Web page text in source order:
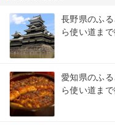
長野県のふ
ら使い道まで
愛知県のふ
ら使い道まで